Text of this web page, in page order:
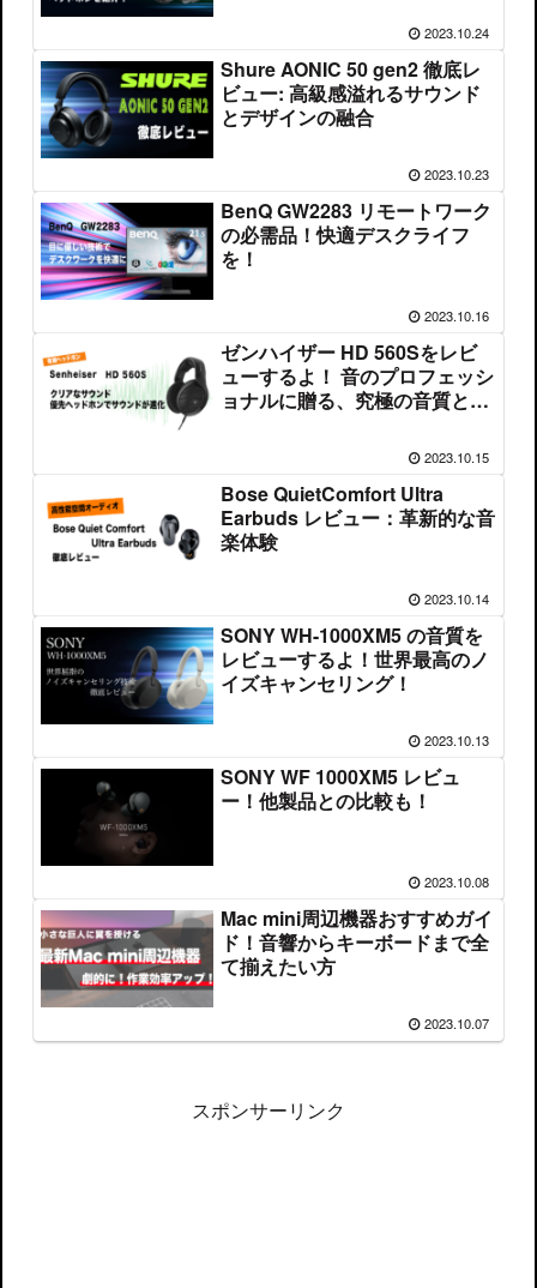
2023.10.24
Shure AONIC 50 gen2 徹底レ
ビュー: 高級感溢れるサウンド
とデザインの融合
2023.10.23
BenQ GW2283 リモートワーク
の必需品！快適デスクライフ
を！
2023.10.16
ゼンハイザー HD 560Sをレビ
ューするよ！ 音のプロフェッシ
ョナルに贈る、究極の音質と快
2023.10.15
Bose QuietComfort Ultra
Earbuds レビュー：革新的な音
楽体験
2023.10.14
SONY WH-1000XM5 の音質を
レビューするよ！世界最高のノ
イズキャンセリング！
2023.10.13
SONY WF 1000XM5 レビュ
ー！他製品との比較も！
2023.10.08
Mac mini周辺機器おすすめガイ
ド！音響からキーボードまで全
て揃えたい方
2023.10.07
スポンサーリンク